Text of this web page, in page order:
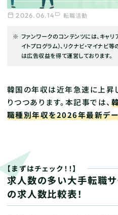
2026.06.14 転職活動
ファンワークのコンテンツには、キャリ
イトプログラム）、リクナビ・マイナビ
は広告収益を得て運営しております。
韓国の年収は近年急速に上昇
りつつあります。本記事では、
職種別年収を2026年最新デ
【まずはチェック！！】
求人数の多い大手転職サ
の求人数比較表！